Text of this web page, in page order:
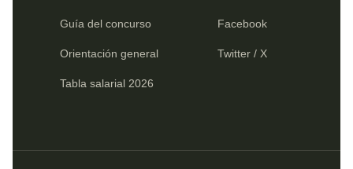
Guía del concurso
Orientación general
Tabla salarial 2026
Facebook
Twitter / X